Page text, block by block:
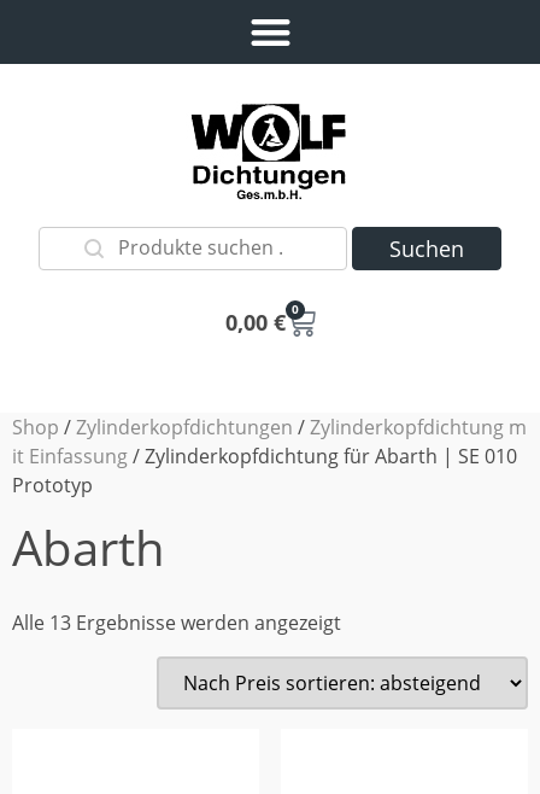
Suchen
0,00 € 0
Shop /Zylinderkopfdichtungen /Zylinderkopfdichtung m
it Einfassung/ Zylinderkopfdichtung für Abarth | SE 010
Prototyp
Abarth
Alle 13 Ergebnisse werden angezeigt